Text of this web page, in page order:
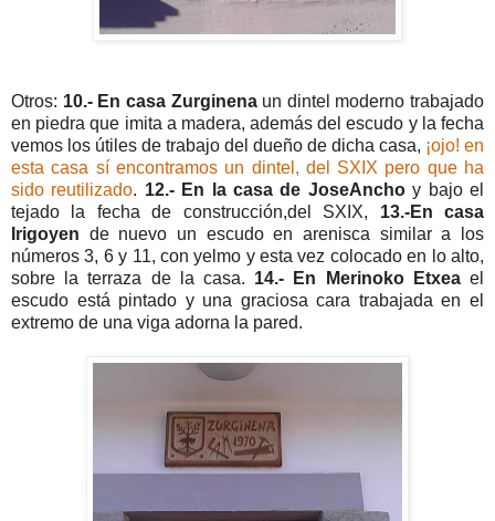
Otros: 10.- En casa Zurginenaun dintel moderno trabajado
en piedra que imita a madera, además del escudo y la fecha
vemos los útiles de trabajo del dueño de dicha casa, ¡ojo! en
esta casa sí encontramos un dintel, del SXIX pero que ha
sido reutilizado. 12.- En la casa de JoseAnchoy bajo el
tejado la fecha de construcción,del SXIX, 13.-En casa
Irigoyen de nuevo un escudo en arenisca similar a los
números 3, 6 y 11, con yelmo y esta vez colocado en lo alto,
sobre la terraza de la casa. 14.- En Merinoko Etxeael
escudo está pintado y una graciosa cara trabajada en el
extremo de una viga adorna la pared.